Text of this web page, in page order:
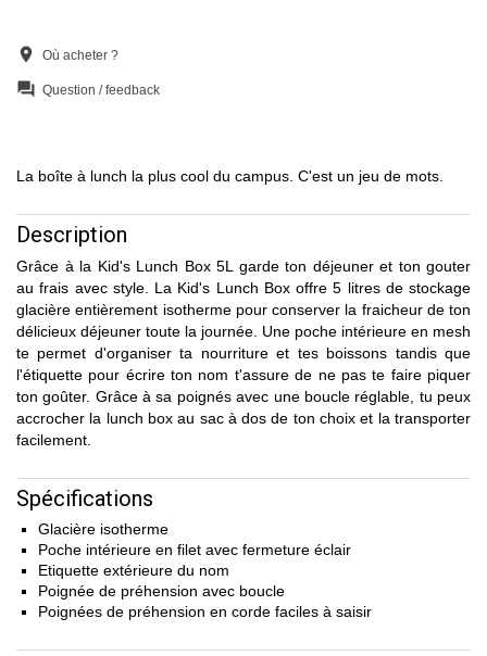
location_on Où acheter ?
question_answer Question / feedback
La boîte à lunch la plus cool du campus. C'est un jeu de mots.
Description
Grâce à la Kid's Lunch Box 5L garde ton déjeuner et ton gouter
au frais avec style. La Kid's Lunch Box offre 5 litres de stockage
glacière entièrement isotherme pour conserver la fraicheur de ton
délicieux déjeuner toute la journée. Une poche intérieure en mesh
te permet d'organiser ta nourriture et tes boissons tandis que
l'étiquette pour écrire ton nom t'assure de ne pas te faire piquer
ton goûter. Grâce à sa poignés avec une boucle réglable, tu peux
accrocher la lunch box au sac à dos de ton choix et la transporter
facilement.
Spécifications
Glacière isotherme
Poche intérieure en filet avec fermeture éclair
Etiquette extérieure du nom
Poignée de préhension avec boucle
Poignées de préhension en corde faciles à saisir